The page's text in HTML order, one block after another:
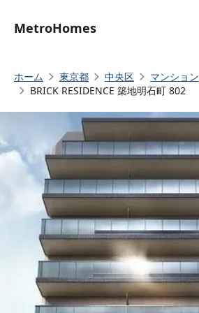
MetroHomes
ホーム 東京都 中央区
マンション
BRICK RESIDENCE 築地明石町 802